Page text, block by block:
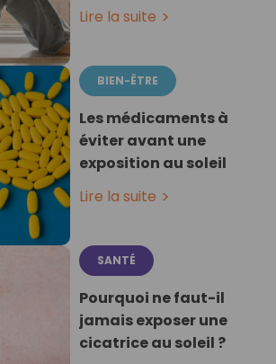
Lire la suite
BIEN-ÊTRE
Les médicaments à
éviter avant une
exposition au soleil
Lire la suite
SANTÉ
Pourquoi ne faut-il
jamais exposer une
cicatrice au soleil ?